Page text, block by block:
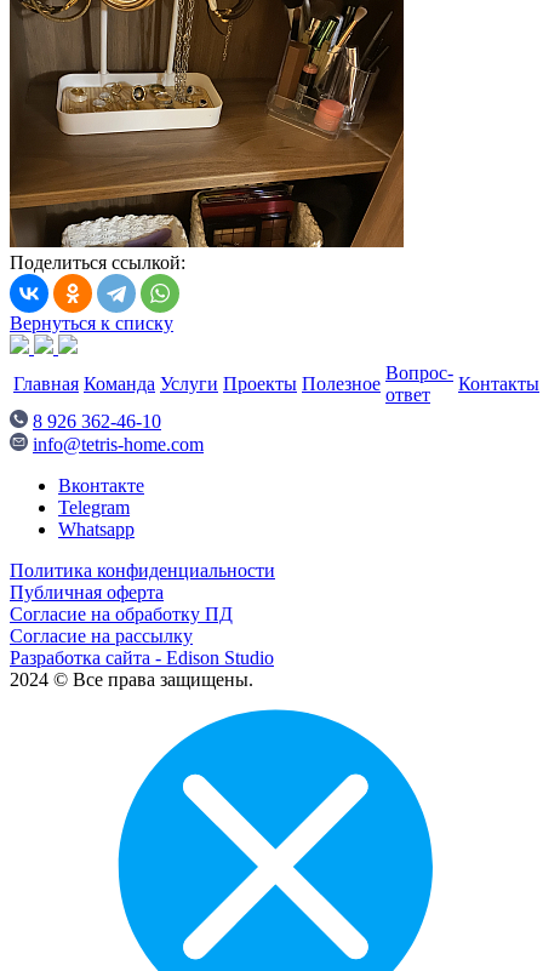
Поделиться ссылкой:
Вернуться к списку
Главная Команда Услуги Проекты Полезное
Вопрос-
ответ
Контакты
8 926 362-46-10
info@tetris-home.com
Вконтакте
Telegram
Whatsapp
Политика конфиденциальности
Публичная оферта
Согласие на обработку ПД
Согласие на рассылку
Разработка сайта - Edison Studio
2024 © Все права защищены.